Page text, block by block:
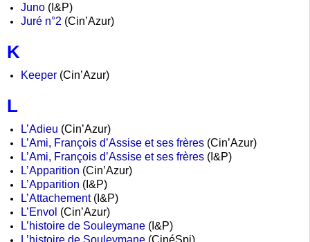
Juno (I&P)
Juré n°2 (Cin’Azur)
K
Keeper (Cin’Azur)
L
L’Adieu (Cin’Azur)
L’Ami, François d’Assise et ses frères (Cin’Azur)
L’Ami, François d’Assise et ses frères (I&P)
L’Apparition (Cin’Azur)
L’Apparition (I&P)
L’Attachement(I&P)
L’Envol (Cin’Azur)
L’histoire de Souleymane (I&P)
L’histoire de Souleymane (CinéSpi)